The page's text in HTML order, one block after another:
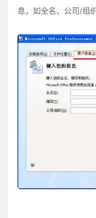
息，如全名、公司/组织